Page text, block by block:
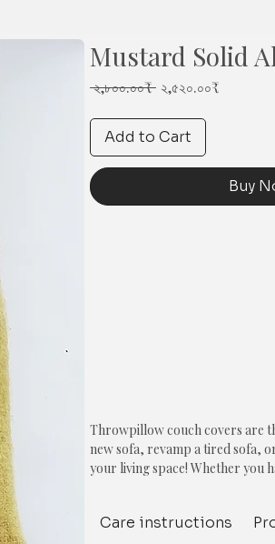
Mustard Solid
২,৮০০.০০₹ Regular
২,৫২০.০০₹
Add to Cart
Buy
Throwpillow couch covers are
new sofa, revamp a tired sofa,
your living space! Whether you
condition. Give your sofa a
Care instructions